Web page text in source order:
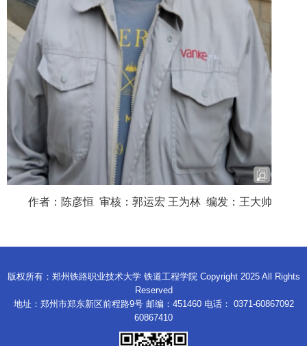
作者： 陈彦恒 审核： 郭运宏 王为林 编发：王大帅
版权所有：郑州铁路职业技术大学 铁道工程学院 Copyright 2025 All Rights
Reserved
地址：郑州市郑东新区前程路9号 邮编：451460 电话： 0371-60867092
60867410